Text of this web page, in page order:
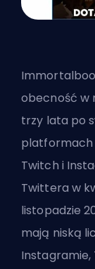
obecność w
trzy lata po
platformach
Twitch i
Twittera w
listopadzie
mają niską
Instagramie,